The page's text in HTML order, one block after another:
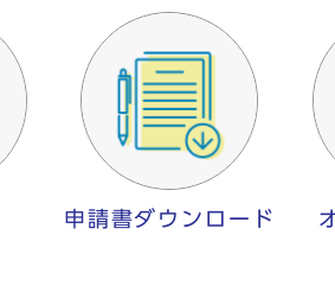
申請書ダウンロード